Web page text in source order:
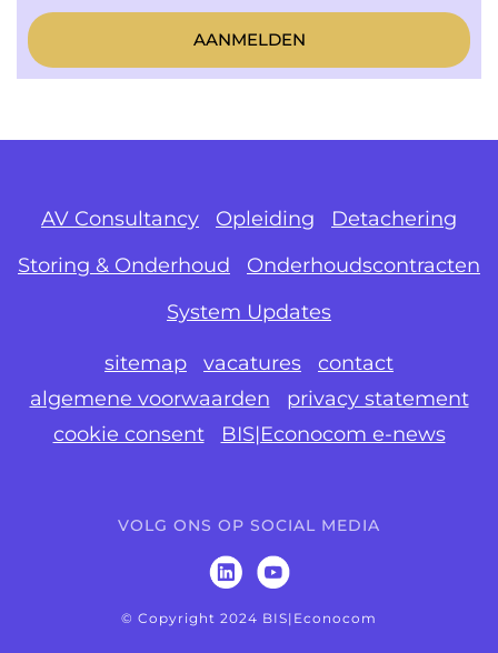
AV Consultancy Opleiding
Detachering
Storing & Onderhoud
Onderhoudscontracten
System Updates
sitemap vacatures
contact
algemene voorwaarden
privacy statement
cookie consent
BIS|Econocom e-news
VOLG ONS OP SOCIAL MEDIA
© Copyright 2024 BIS|Econocom